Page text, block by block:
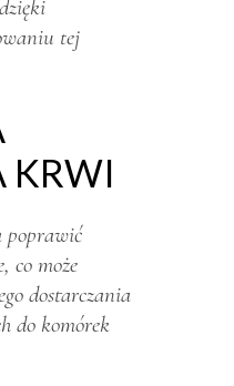
tej
KRWI
poprawić
co może
dostarczania
do komórek